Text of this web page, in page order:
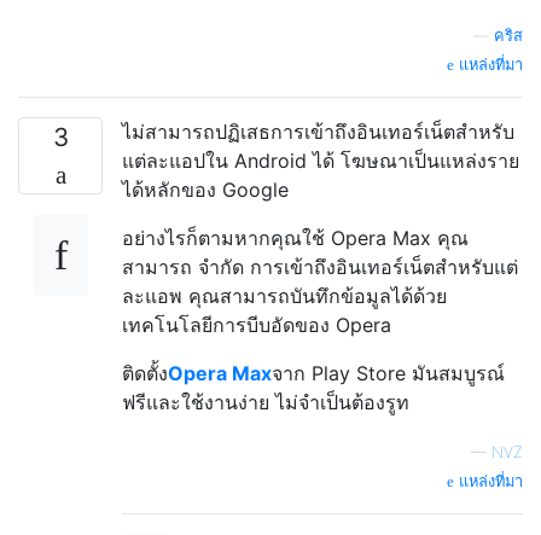
คริส
แหล่งที่มา
3
ไม่สามารถปฏิเสธการเข้าถึงอินเทอร์เน็ตสำหรับ
แต่ละแอปใน Android ได้ โฆษณาเป็นแหล่งราย
ได้หลักของ Google
อย่างไรก็ตามหากคุณใช้ Opera Max คุณ
สามารถ จำกัด การเข้าถึงอินเทอร์เน็ตสำหรับแต่
ละแอพ คุณสามารถบันทึกข้อมูลได้ด้วย
เทคโนโลยีการบีบอัดของ Opera
ติดตั้งOpera Maxจาก Play Store มันสมบูรณ์
ฟรีและใช้งานง่าย ไม่จำเป็นต้องรูท
— NVZ
แหล่งที่มา